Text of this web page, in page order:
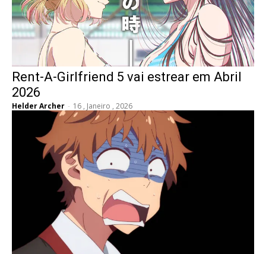
Rent-A-Girlfriend 5 vai estrear em Abril
2026
Helder Archer - 16 , Janeiro , 2026